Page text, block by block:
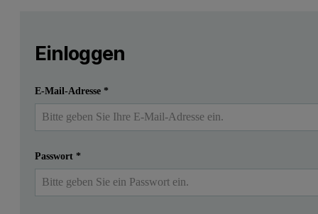
This article explores the benefits of fully automated, high
Einreichen
Einloggen
E-Mail-Adresse *
Passwort *